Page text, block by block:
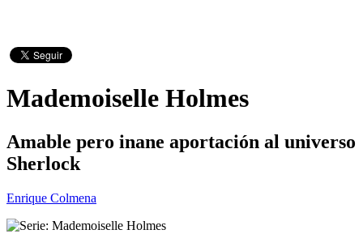
Mademoiselle Holmes
Amable pero inane aportación al universo
Sherlock
Enrique Colmena